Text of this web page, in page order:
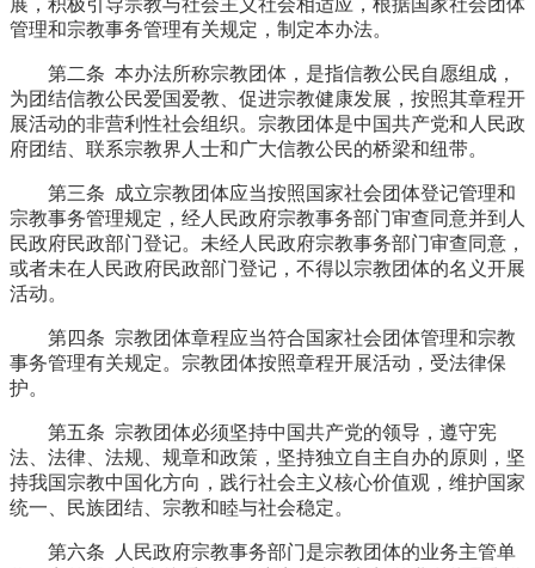
管理和宗教事务管理有关规定，制定本办法。
第二条 本办法所称宗教团体，是指信教公民自愿组成，
为团结信教公民爱国爱教、促进宗教健康发展，按照其章程开
展活动的非营利性社会组织。宗教团体是中国共产党和人民政
府团结、联系宗教界人士和广大信教公民的桥梁和纽带。
第三条 成立宗教团体应当按照国家社会团体登记管理和
宗教事务管理规定，经人民政府宗教事务部门审查同意并到人
民政府民政部门登记。未经人民政府宗教事务部门审查同意，
或者未在人民政府民政部门登记，不得以宗教团体的名义开展
活动。
第四条 宗教团体章程应当符合国家社会团体管理和宗教
事务管理有关规定。宗教团体按照章程开展活动，受法律保
护。
第五条 宗教团体必须坚持中国共产党的领导，遵守宪
法、法律、法规、规章和政策，坚持独立自主自办的原则，坚
持我国宗教中国化方向，践行社会主义核心价值观，维护国家
统一、民族团结、宗教和睦与社会稳定。
第六条 人民政府宗教事务部门是宗教团体的业务主管单